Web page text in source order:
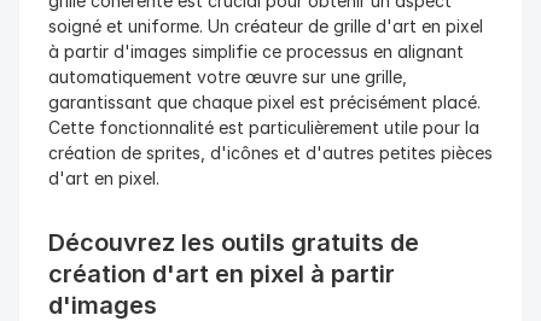
soigné et uniforme. Un créateur de grille d'art en pixel
à partir d'images simplifie ce processus en alignant
automatiquement votre œuvre sur une grille,
garantissant que chaque pixel est précisément placé.
Cette fonctionnalité est particulièrement utile pour la
création de sprites, d'icônes et d'autres petites pièces
d'art en pixel.
Découvrez les outils gratuits de
création d'art en pixel à partir
d'images